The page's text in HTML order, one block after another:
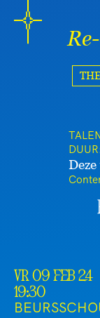
vr 09 feb 24
19:30